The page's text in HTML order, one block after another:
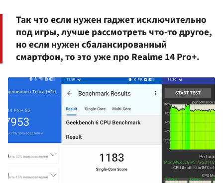
Так что если нужен гаджет исключительно
под игры, лучше рассмотреть что-то другое,
но если нужен сбалансированный
смартфон, то это уже про Realme 14 Pro+.